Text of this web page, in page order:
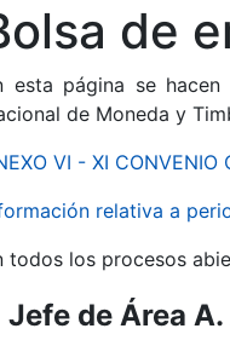
Mostrar/Ocultar
de
esta página se
de Moneda y
VI - XI CONVENIO
relativa a
todos los procesos
Jefe de Área